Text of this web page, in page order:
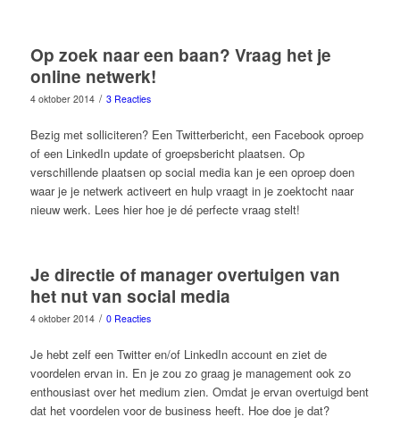
Op zoek naar een baan? Vraag het je
online netwerk!
4 oktober 2014 / 3 Reacties
Bezig met solliciteren? Een Twitterbericht, een Facebook oproep
of een LinkedIn update of groepsbericht plaatsen. Op
verschillende plaatsen op social media kan je een oproep doen
waar je je netwerk activeert en hulp vraagt in je zoektocht naar
nieuw werk. Lees hier hoe je dé perfecte vraag stelt!
Je directie of manager overtuigen van
het nut van social media
4 oktober 2014 / 0 Reacties
Je hebt zelf een Twitter en/of LinkedIn account en ziet de
voordelen ervan in. En je zou zo graag je management ook zo
enthousiast over het medium zien. Omdat je ervan overtuigd bent
dat het voordelen voor de business heeft. Hoe doe je dat?